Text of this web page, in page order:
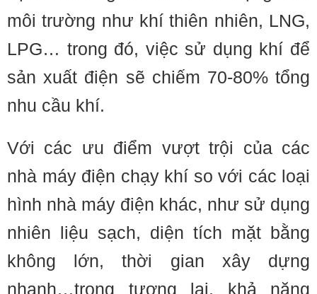
môi trường như khí thiên nhiên, LNG,
LPG… trong đó, việc sử dụng khí để
sản xuất điện sẽ chiếm 70-80% tổng
nhu cầu khí.
Với các ưu điểm vượt trội của các
nhà máy điện chạy khí so với các loại
hình nhà máy điện khác, như sử dụng
nhiên liệu sạch, diện tích mặt bằng
không lớn, thời gian xây dựng
nhanh…trong tương lai, khả năng